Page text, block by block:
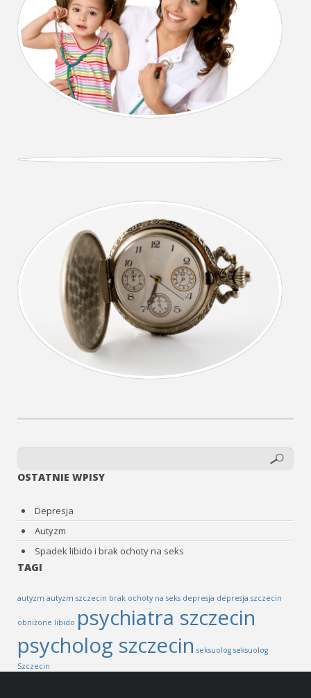
OSTATNIE WPISY
Depresja
Autyzm
Spadek libido i brak ochoty na seks
TAGI
autyzm autyzm szczecin brak ochoty na seks depresja depresja szczecin
obniżone libido psychiatra szczecin
psycholog szczecin seksuolog seksuolog
Szczecin